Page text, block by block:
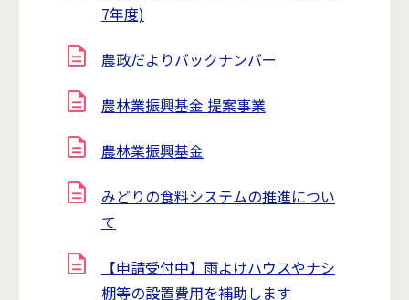
7年度)
農政だよりバックナンバー
農林業振興基金 提案事業
農林業振興基金
みどりの食料システムの推進につい
て
【申請受付中】雨よけハウスやナシ
棚等の設置費用を補助します